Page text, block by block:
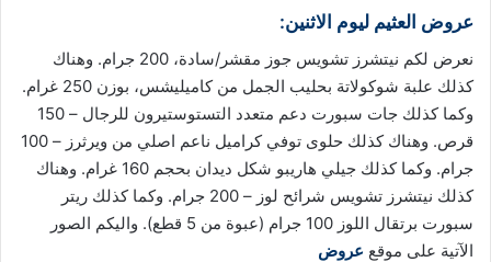
عروض العثيم ليوم الاثنين:
نعرض لكم نيتشرز تشويس جوز مقشر/سادة، 200 جرام. وهناك
كذلك علبة شوكولاتة بحليب الجمل من كاميليشس، بوزن 250 غرام.
وكما كذلك جات سبورت دعم متعدد التستوستيرون للرجال – 150
قرص. وهناك كذلك حلوى توفي كراميل ناعم اصلي من ويرثرز – 100
جرام. وكما كذلك جيلي هاريبو شكل ديدان بحجم 160 غرام. وهناك
كذلك نيتشرز تشويس شرائح لوز – 200 جرام. وكما كذلك ريتر
سبورت برتقال اللوز 100 جرام (عبوة من 5 قطع). واليكم الصور
الآتية على موقع عروض